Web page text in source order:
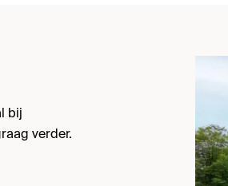
bij
verder.